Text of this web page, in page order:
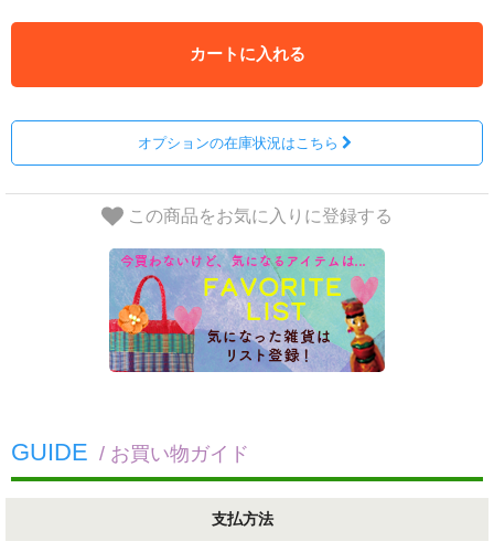
カートに入れる
オプションの在庫状況はこちら
この商品をお気に入りに登録する
GUIDE / お買い物ガイド
支払方法